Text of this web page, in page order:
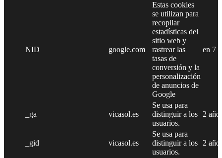
NID google.com
Estas cookies
se utilizan para
recopilar
estadísticas del
sitio web y
rastrear las
tasas de
conversión y la
personalización
de anuncios de
Google
en 7
_ga vicasol.es
Se usa para
distinguir a los
usuarios.
2
_gid vicasol.es
Se usa para
distinguir a los
usuarios.
2